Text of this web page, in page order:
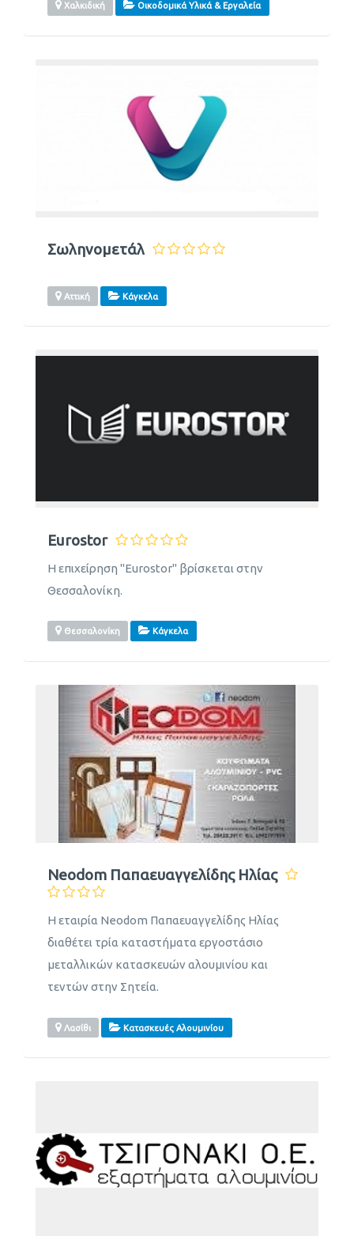
Χαλκιδική Οικοδομικά Υλικά & Εργαλεία
Σωληνομετάλ
Αττική Κάγκελα
Eurostor
Η επιχείρηση "Eurostor" βρίσκεται στην
Θεσσαλονίκη.
Θεσσαλονίκη Κάγκελα
Neodom Παπαευαγγελίδης Ηλίας
Η εταιρία Neodom Παπαευαγγελίδης Ηλίας
διαθέτει τρία καταστήματα εργοστάσιο
μεταλλικών κατασκευών αλουμινίου και
τεντών στην Σητεία.
Λασίθι Κατασκευές Αλουμινίου